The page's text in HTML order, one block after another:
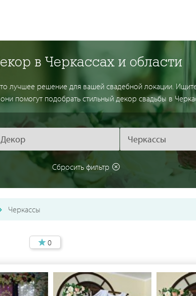
в Черкассах и области
лучшее решение для вашей свадебной локации.
помогут подобрать стильный декор свадьбы в
Сбросить фильтр
Черкассы
0